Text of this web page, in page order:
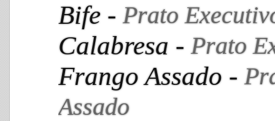
Bife -Prato
Calabresa -Prato
Frango Assado -
Assado